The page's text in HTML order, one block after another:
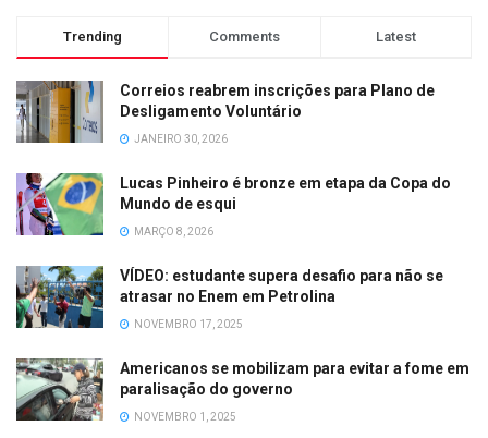
Trending Comments Latest
Correios reabrem inscrições para Plano de
Desligamento Voluntário
JANEIRO 30, 2026
Lucas Pinheiro é bronze em etapa da Copa do
Mundo de esqui
MARÇO 8, 2026
VÍDEO: estudante supera desafio para não se
atrasar no Enem em Petrolina
NOVEMBRO 17, 2025
Americanos se mobilizam para evitar a fome em
paralisação do governo
NOVEMBRO 1, 2025